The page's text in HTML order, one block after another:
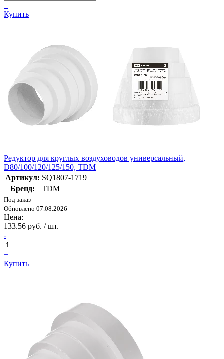
+
Купить
Редуктор для круглых воздуховодов универсальный,
D80/100/120/125/150, TDM
Артикул: SQ1807-1719
Бренд:
TDM
Под заказ
Обновлено 07.08.2026
Цена:
133.56 руб. / шт.
-
+
Купить